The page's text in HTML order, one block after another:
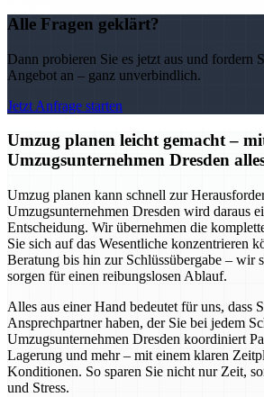
Alle Fragen geklärt?
Dann probieren Sie es jetzt aus und fordern
Angebot an – ganz unverbindlich.
Jetzt Anfrage starten
Umzug planen leicht gemacht –
Umzugsunternehmen Dresden
Umzug planen kann schnell zur
Umzugsunternehmen Dresden wird daraus
Entscheidung. Wir übernehmen die
Sie sich auf das Wesentliche konzentrieren
Beratung bis hin zur Schlüssübergabe – wir
sorgen für einen reibungslosen Ablauf.
Alles aus einer Hand bedeutet für uns, dass
Ansprechpartner haben, der Sie bei jedem
Umzugsunternehmen Dresden koordiniert
Lagerung und mehr – mit einem klaren
Konditionen. So sparen Sie nicht nur Zeit,
und Stress.